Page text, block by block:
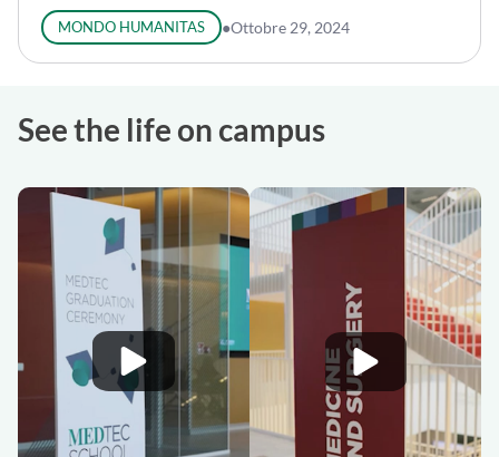
MONDO HUMANITAS ●Ottobre 29, 2024
See the life on campus